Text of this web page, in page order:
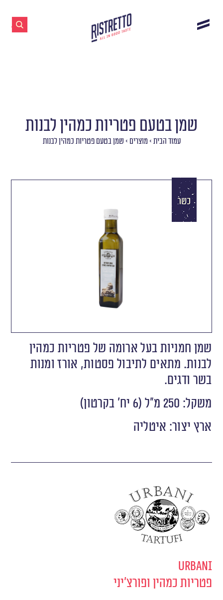
שמן בטעם פטריות כמהין לבנות
עמוד הבית >מוצרים > שמן בטעם פטריות כמהין לבנות
שמן חמניות בעל ארומה של פטריות כמהין
לבנות. מתאים לתיבול פסטות, אורז ומנות
בשר ודגים.
משקל: 250 מ”ל (6 יח’ בקרטון)
ארץ יצור: איטליה
Urbani
פטריות כמהין ופורצ'יני